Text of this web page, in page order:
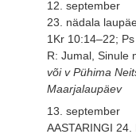
12. september
23. nädala
1Kr 10:14–22;
R: Jumal, Sinule
või v Pühima
Maarjalaupäev
13. september
AASTARINGI 24.